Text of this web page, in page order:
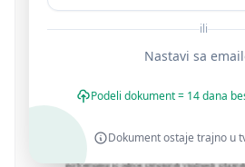
ili
Nastavi sa
Podeli dokument = 14 dana
Dokument ostaje trajno u